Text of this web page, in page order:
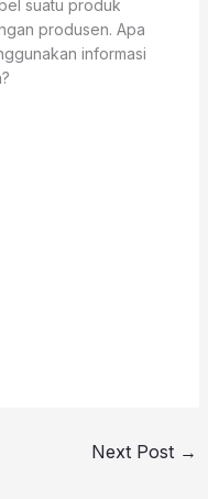
suatu produk
produsen. Apa
informasi
Next Post →